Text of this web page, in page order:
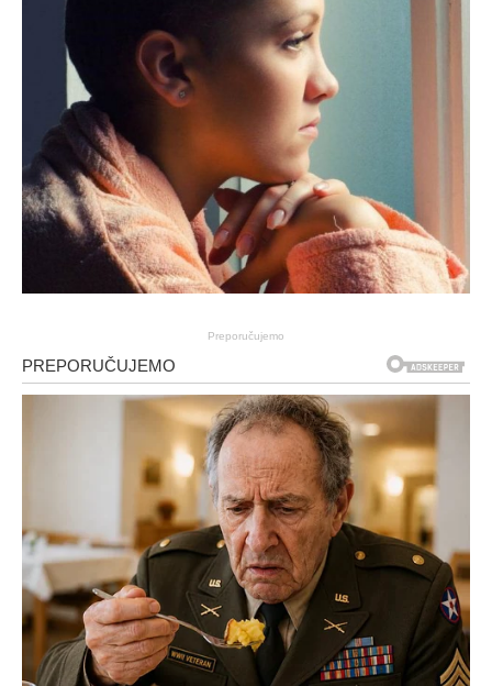
Preporučujemo